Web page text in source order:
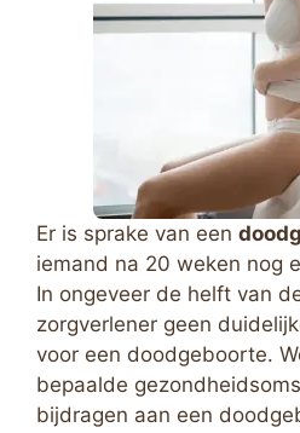
Er is sprake van een
iemand na 20 weken nog
In ongeveer de helft van
zorgverlener geen
voor een doodgeboorte.
bepaalde
bijdragen aan een